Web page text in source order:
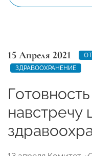
15 Апреля 2021
ЗДРАВООХРАНЕНИЕ
навстречу